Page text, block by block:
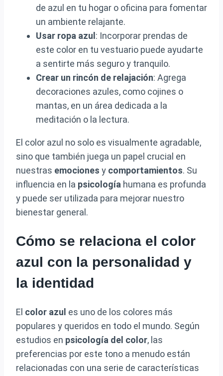
de azul en tu hogar o oficina para fomentar
un ambiente relajante.
Usar ropa azul : Incorporar prendas de
este color en tu vestuario puede ayudarte
a sentirte más seguro y tranquilo.
Crear un rincón de relajación: Agrega
decoraciones azules, como cojines o
mantas, en un área dedicada a la
meditación o la lectura.
El color azul no solo es visualmente agradable,
sino que también juega un papel crucial en
nuestras emociones y comportamientos. Su
influencia en la psicología humana es profunda
y puede ser utilizada para mejorar nuestro
bienestar general.
Cómo se relaciona el color
azul con la personalidad y
la identidad
El color azul es uno de los colores más
populares y queridos en todo el mundo. Según
estudios en psicología del color, las
preferencias por este tono a menudo están
relacionadas con una serie de características